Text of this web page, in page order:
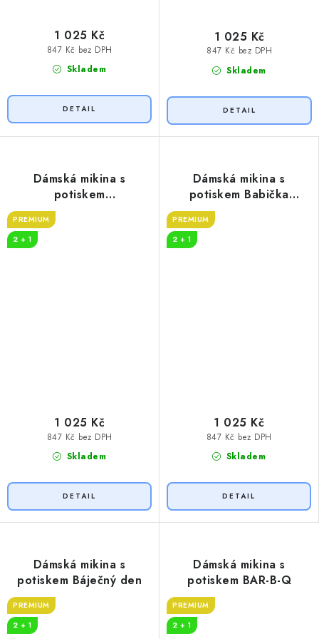
Skladem
847 Kč bez DPH
1 025 Kč
Skladem
847 Kč bez DPH
1 025 Kč
Dámská mikina s
potiskem
ANTIDEPRESIVA
PREMIUM
2 + 1
Skladem
847 Kč bez DPH
1 025 Kč
Dámská mikina s
potiskem Babička
PREMIUM
2 + 1
Skladem
847 Kč bez DPH
1 025 Kč
Dámská mikina s
potiskem Báječný den
PREMIUM
2 + 1
Dámská mikina s
potiskem BAR-B-Q
PREMIUM
2 + 1